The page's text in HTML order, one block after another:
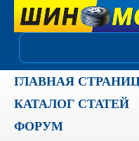
ГЛАВНАЯ
КАТАЛОГ СТАТЕЙ
ФОРУМ